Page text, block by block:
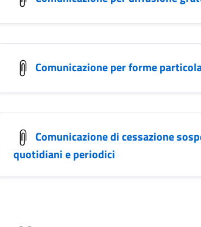
Comunicazione per forme
Comunicazione di cessazione
quotidiani e periodici